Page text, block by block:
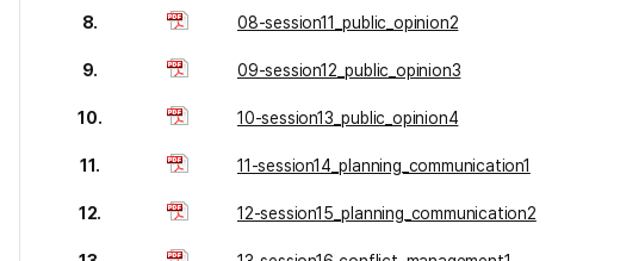
8. 08-session11_public_opinion2
9. 09-session12_public_opinion3
10. 10-session13_public_opinion4
11. 11-session14_planning_communication1
12. 12-session15_planning_communication2